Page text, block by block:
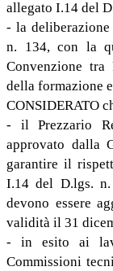
allegato I.14 del
- la
n. 134, con la
Convenzione
della formazione
CONSIDERATO
- il Prezzario
approvato dalla
garantire il
I.14 del D.lgs.
devono essere
validità il 31
- in esito ai
Commissioni